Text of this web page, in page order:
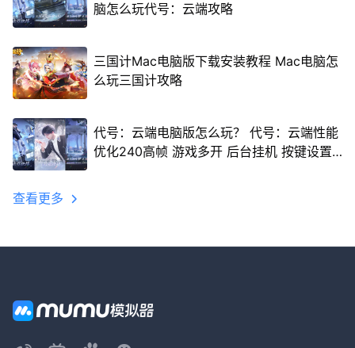
脑怎么玩代号：云端攻略
三国计Mac电脑版下载安装教程 Mac电脑怎
么玩三国计攻略
代号：云端电脑版怎么玩？ 代号：云端性能
优化240高帧 游戏多开 后台挂机 按键设置
查看更多